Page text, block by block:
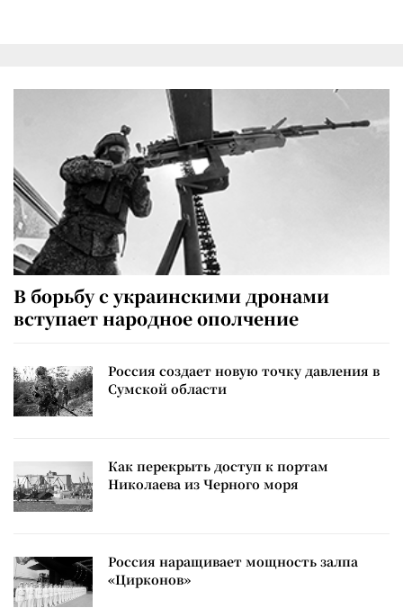
В борьбу с украинскими дронами
вступает народное ополчение
Россия создает новую точку давления в
Сумской области
Как перекрыть доступ к портам
Николаева из Черного моря
Россия наращивает мощность залпа
«Цирконов»